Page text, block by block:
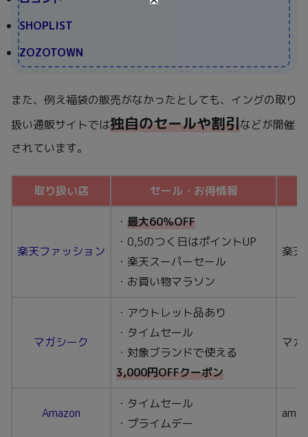
SHOPLIST
ZOZOTOWN
また、例え福袋の販売がなかったとしても、イングの取り
扱い通販サイトでは独自のセールや割引などが開催
されています。
取り扱い店 セール・お得情報
楽天ファッション
・ 最大60％OFF
・0,5のつく日はポイントUP
・楽天スーパーセール
・お買い物マラソン
楽天
マガシーク
・アウトレット品あり
・タイムセール
・対象ブランドで使える
3,000円OFFクーポン
マガ
Amazon
・タイムセール
・プライムデー